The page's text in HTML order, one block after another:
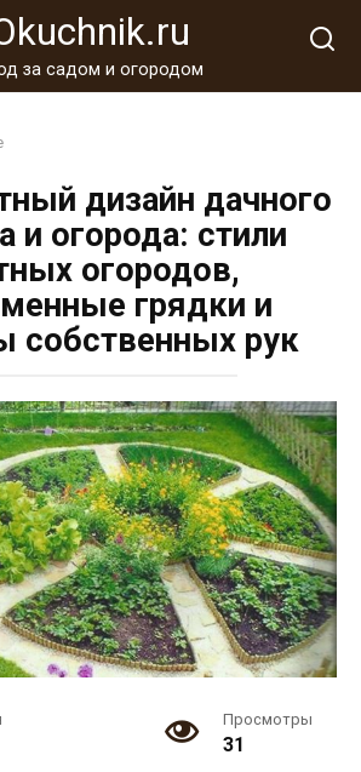
за садом и огородом
дизайн дачного
и огорода: стили
огородов,
грядки и
собственных рук
Просмотры
31